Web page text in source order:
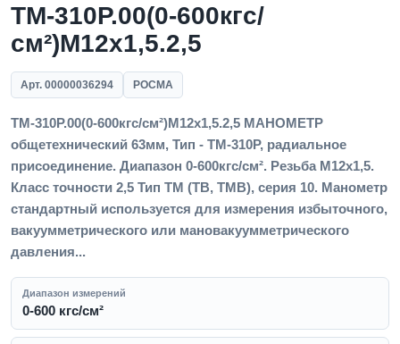
ТМ-310Р.00(0-600кгс/
см²)M12x1,5.2,5
Арт. 00000036294 РОСМА
ТМ-310Р.00(0-600кгс/см²)M12x1,5.2,5 МАНОМЕТР
общетехнический 63мм, Тип - ТМ-310Р, радиальное
присоединение. Диапазон 0-600кгс/см². Резьба M12x1,5.
Класс точности 2,5 Тип ТМ (ТВ, ТМВ), серия 10. Манометр
стандартный используется для измерения избыточного,
вакуумметрического или мановакуумметрического
давления...
Диапазон измерений
0-600 кгс/см²